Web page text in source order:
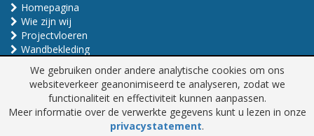
We gebruiken onder andere analytische cookies om ons
websiteverkeer geanonimiseerd te analyseren, zodat we
functionaliteit en effectiviteit kunnen aanpassen.
Meer informatie over de verwerkte gegevens kunt u lezen in onze
privacystatement.
Homepagina
Wie zijn wij
Projectvloeren
Wandbekleding
Hoek- en deurbeschermers
Nieuws
Contact
M-Projectservice © 2026 Alle rechten voorbehouden